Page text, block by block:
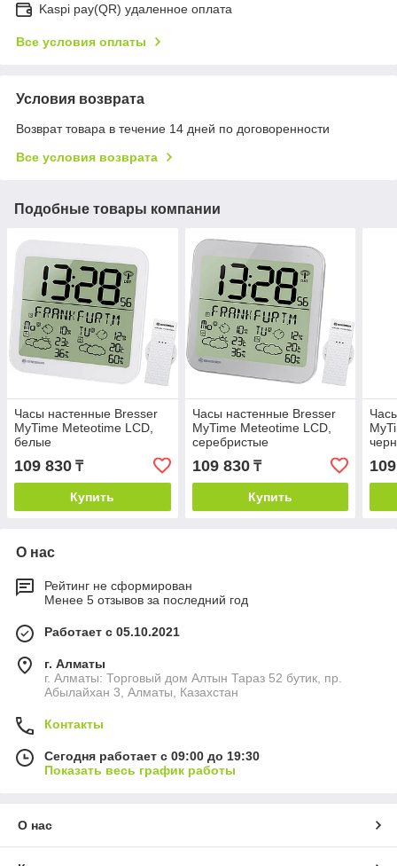
Kaspi pay(QR) удаленное оплата
Все условия оплаты
Условия возврата
Возврат товара в течение 14 дней по договоренности
Все условия возврата
Подобные товары компании
Часы настенные Bresser
MyTime Meteotime LCD,
белые
109 830 ₸
Купить
Часы настенные Bresser
MyTime Meteotime LCD,
серебристые
109 830₸
Купить
О нас
Рейтинг не сформирован
Менее 5 отзывов за последний год
Работает с 05.10.2021
г. Алматы
г. Алматы: Торговый дом Алтын Тараз 52 бутик, пр.
Абылайхан 3, Алматы, Казахстан
Контакты
Сегодня работает с 09:00 до 19:30
Показать весь график работы
О нас